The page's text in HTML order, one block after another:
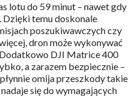
lotu do 59 minut – nawet gdy
Dzięki temu doskonale
poszukiwawczych czy
dron może wykonywać
DJI Matrice 400
a zarazem bezpiecznie –
omija przeszkody takie
się do wymagających